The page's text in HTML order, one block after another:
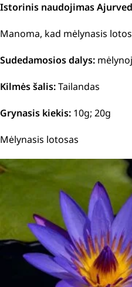
Istorinis naudojimas
Manoma, kad mėlynasis
Sudedamosios dalys:
Kilmės šalis:Tailandas
Grynasis kiekis: 10g; 20g
Mėlynasis lotosas